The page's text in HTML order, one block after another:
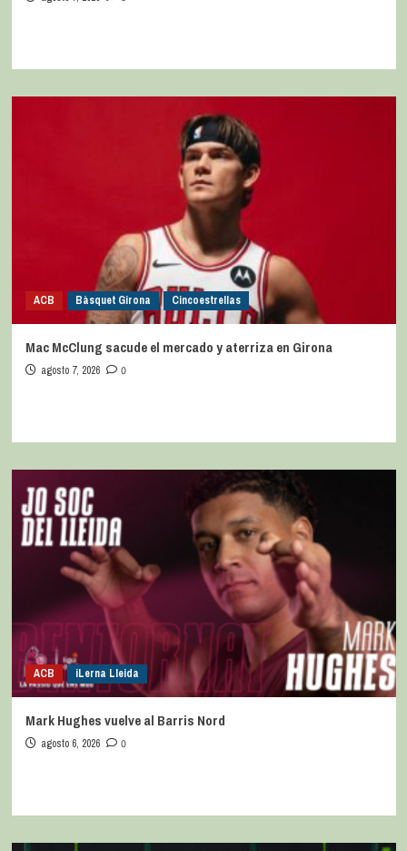
ACB Bàsquet Girona Cincoestrellas
Mac McClung sacude el mercado y aterriza en Girona
agosto 7, 2026 0
ACB iLerna Lleida
Mark Hughes vuelve al Barris Nord
agosto 6, 2026 0